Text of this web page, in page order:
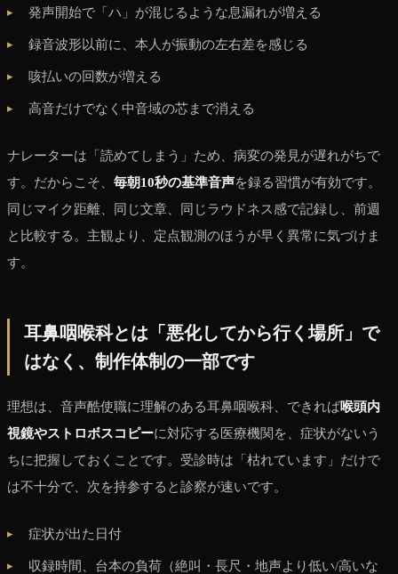
発声開始で「ハ」が混じるような息漏れが増える
録音波形以前に、本人が振動の左右差を感じる
咳払いの回数が増える
高音だけでなく中音域の芯まで消える
ナレーターは「読めてしまう」ため、病変の発見が遅れがちで
す。だからこそ、 毎朝10秒の基準音声を録る習慣が有効です。
同じマイク距離、同じ文章、同じラウドネス感で記録し、前週
と比較する。主観より、定点観測のほうが早く異常に気づけま
す。
耳鼻咽喉科とは「悪化してから行く場所」で
はなく、制作体制の一部です
理想は、音声酷使職に理解のある耳鼻咽喉科、できれば喉頭内
視鏡やストロボスコピーに対応する医療機関を、症状がないう
ちに把握しておくことです。受診時は「枯れています」だけで
は不十分で、次を持参すると診察が速いです。
症状が出た日付
収録時間、台本の負荷（絶叫・長尺・地声より低い/高いな